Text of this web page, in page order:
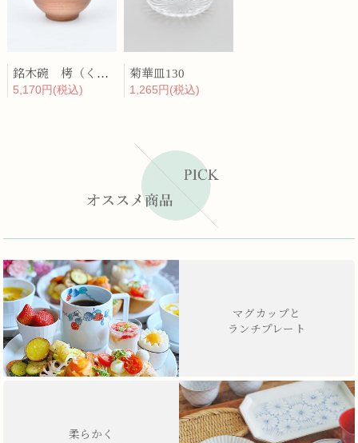
銘木碗 栲（くるみ）
5,170円(税込)
菊華皿130
1,265円(税込)
マグカップと
ランチプレート
柔らかく